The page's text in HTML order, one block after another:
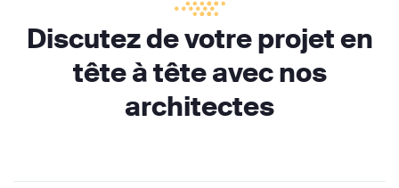
Discutez de votre projet en
tête à tête avec nos
architectes